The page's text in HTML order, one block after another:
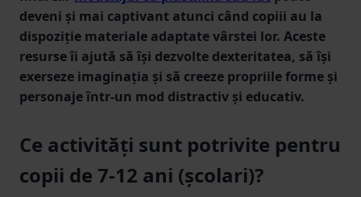
deveni și mai captivant atunci când copiii au la
dispoziție materiale adaptate vârstei lor. Aceste
resurse îi ajută să își dezvolte dexteritatea, să își
exerseze imaginația și să creeze propriile forme și
personaje într-un mod distractiv și educativ.
Ce activități sunt potrivite pentru
copii de 7-12 ani (școlari)?